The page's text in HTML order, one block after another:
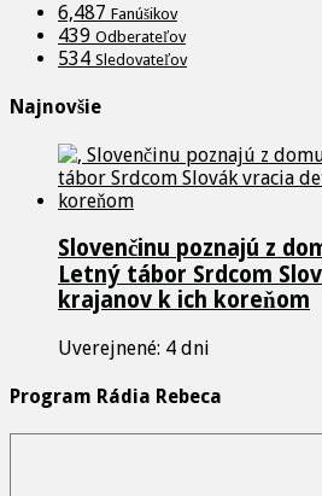
6,487 Fanúšikov
439 Odberateľov
534 Sledovateľov
Najnovšie
Slovenčinu poznajú z
Letný tábor Srdcom
krajanov k ich koreňom
Uverejnené: 4 dni
Program Rádia Rebeca